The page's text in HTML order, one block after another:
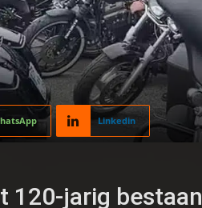
Linkedin
120-jarig bestaan